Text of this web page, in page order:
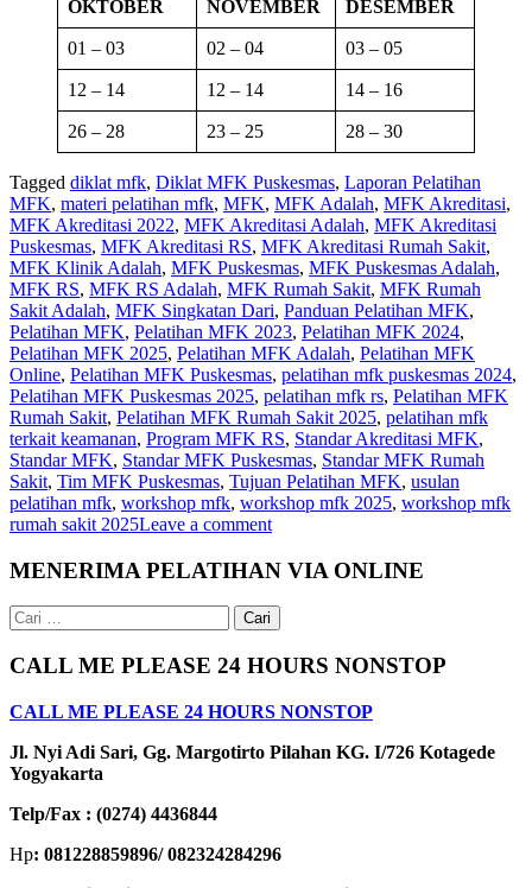
OKTOBER NOVEMBER DESEMBER
01 – 03 02 – 04 03 – 05
12 – 14 12 – 14 14 – 16
26 – 28 23 – 25 28 – 30
Tagged diklat mfk, Diklat MFK Puskesmas, Laporan Pelatihan
MFK, materi pelatihan mfk, MFK, MFK Adalah, MFK Akreditasi,
MFK Akreditasi 2022, MFK Akreditasi Adalah, MFK Akreditasi
Puskesmas, MFK Akreditasi RS, MFK Akreditasi Rumah Sakit,
MFK Klinik Adalah, MFK Puskesmas, MFK Puskesmas Adalah,
MFK RS, MFK RS Adalah, MFK Rumah Sakit, MFK Rumah
Sakit Adalah, MFK Singkatan Dari, Panduan Pelatihan MFK,
Pelatihan MFK, Pelatihan MFK 2023, Pelatihan MFK 2024,
Pelatihan MFK 2025, Pelatihan MFK Adalah, Pelatihan MFK
Online, Pelatihan MFK Puskesmas, pelatihan mfk puskesmas 2024,
Pelatihan MFK Puskesmas 2025, pelatihan mfk rs, Pelatihan MFK
Rumah Sakit, Pelatihan MFK Rumah Sakit 2025, pelatihan mfk
terkait keamanan, Program MFK RS, Standar Akreditasi MFK,
Standar MFK, Standar MFK Puskesmas, Standar MFK Rumah
Sakit, Tim MFK Puskesmas, Tujuan Pelatihan MFK, usulan
pelatihan mfk, workshop mfk, workshop mfk 2025, workshop mfk
rumah sakit 2025Leave a comment
MENERIMA PELATIHAN VIA ONLINE
Cari
untuk:
CALL ME PLEASE 24 HOURS NONSTOP
CALL ME PLEASE 24 HOURS NONSTOP
Jl. Nyi Adi Sari, Gg. Margotirto Pilahan KG. I/726 Kotagede
Yogyakarta
Telp/Fax : (0274) 4436844
Hp: 081228859896/ 082324284296